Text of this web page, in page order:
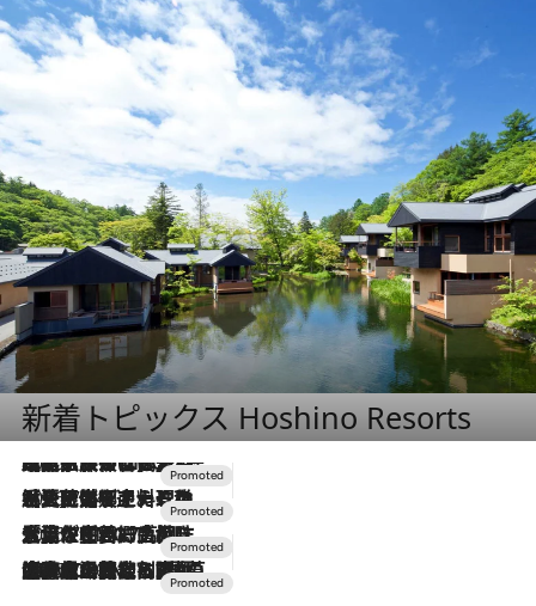
新着トピックス Hoshino Resorts
2026.7.31
【ホテル帰省】という選択肢をOMOが提案。家族とほどよい距離を保つには「昼は実家、夜は気兼ねなくホテルで！」
2026.7.24
【夏限定ディナーコース】旬を迎える稚鮎や花ズッキーニなどをイタリア・トスカーナの郷土料理の手法で満喫！
2026.7.17
「土佐和ハーブかき氷」がOMO7高知に登場！生姜、山椒、大葉など目にも舌にも涼を呼ぶ郷土の味
2026.7.10
NEW OPEN！【界 草津】名湯の地に誕生。趣の異なる2種の温泉と上州ならではの会席・蕎麦割烹など美食を味わう究極の癒やし旅